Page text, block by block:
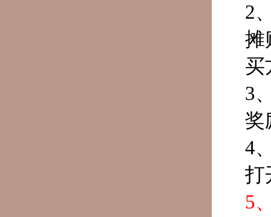
2
摊
买
3
奖
4
打
5